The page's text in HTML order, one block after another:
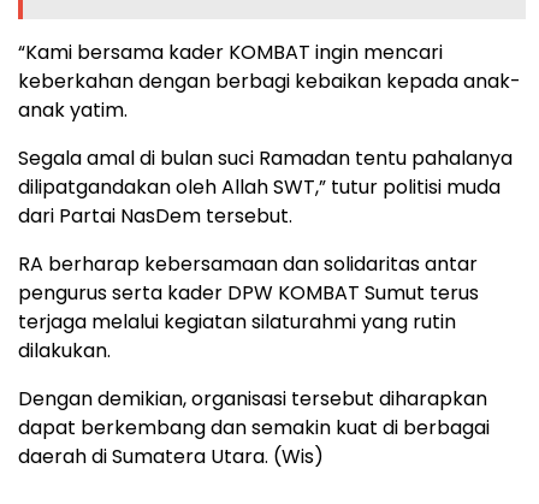
“Kami bersama kader KOMBAT ingin mencari
keberkahan dengan berbagi kebaikan kepada anak-
anak yatim.
Segala amal di bulan suci Ramadan tentu pahalanya
dilipatgandakan oleh Allah SWT,” tutur politisi muda
dari Partai NasDem tersebut.
RA berharap kebersamaan dan solidaritas antar
pengurus serta kader DPW KOMBAT Sumut terus
terjaga melalui kegiatan silaturahmi yang rutin
dilakukan.
Dengan demikian, organisasi tersebut diharapkan
dapat berkembang dan semakin kuat di berbagai
daerah di Sumatera Utara. (Wis)